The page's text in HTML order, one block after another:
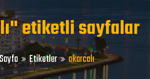
etiketli sayfalar
Etiketler akarcalı